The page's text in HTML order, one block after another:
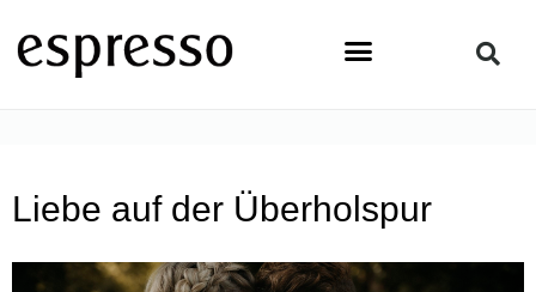
Inhalt
springen
Liebe auf der Überholspur